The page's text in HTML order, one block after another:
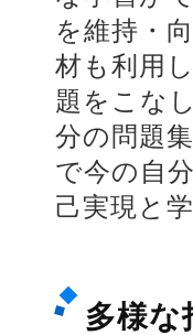
を維持・
材も利用
題をこな
分の問題
で今の自
己実現と
多様な